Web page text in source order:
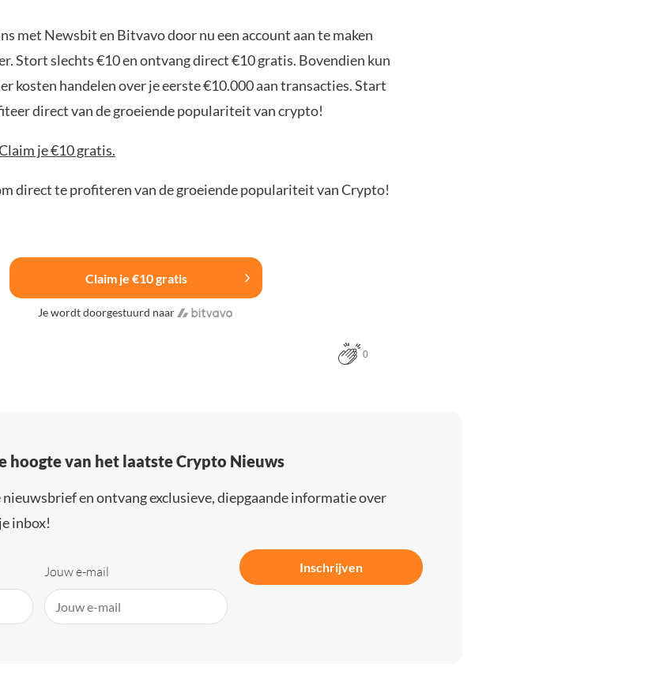
met Newsbit en Bitvavo door nu een account aan te maken
Stort slechts €10 en ontvang direct €10 gratis. Bovendien kun
kosten handelen over je eerste €10.000 aan transacties. Start
direct van de groeiende populariteit van crypto!
je €10 gratis.
direct te profiteren van de groeiende populariteit van Crypto!
Claim je €10 gratis
Je wordt doorgestuurd naar
0
hoogte van het laatste Crypto Nieuws
nieuwsbrief en ontvang exclusieve, diepgaande informatie over
inbox!
Jouw e-mail Inschrijven